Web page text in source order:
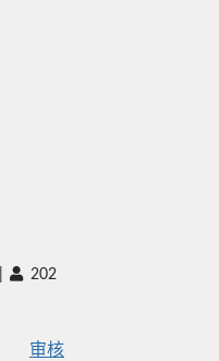
202
审核